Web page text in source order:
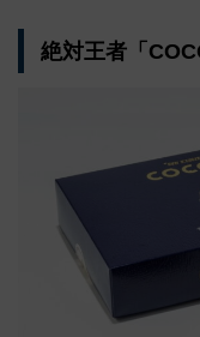
絶対王者「